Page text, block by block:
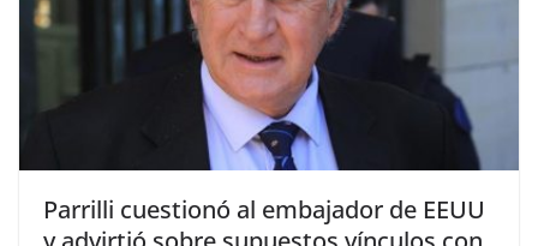
Parrilli cuestionó al embajador de EEUU